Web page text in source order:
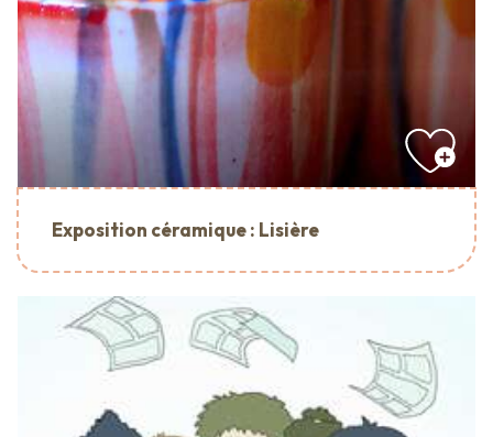
Exposition céramique : Lisière